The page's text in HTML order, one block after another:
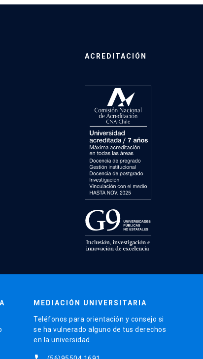
ACREDITACIÓN
MEDIACIÓN UNIVERSITARIA
Teléfonos para orientación y consejo si
se ha vulnerado alguno de tus derechos
en la universidad.